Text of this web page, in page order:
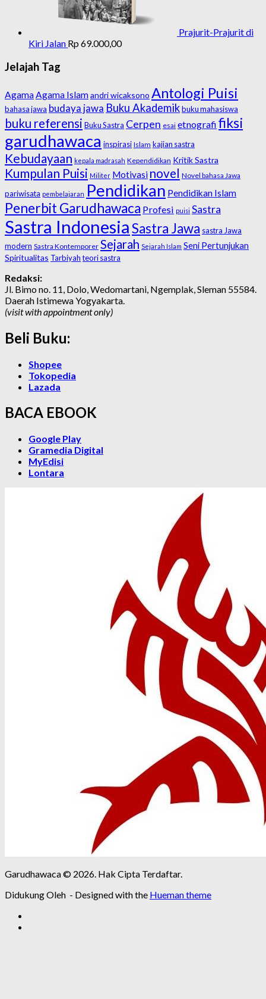
Prajurit-Prajurit di
Kiri Jalan Rp 69.000,00
Jelajah Tag
AgamaAgama Islamandri wicaksono Antologi Puisi
bahasa jawa budaya jawa Buku Akademikbuku mahasiswa
buku referensi Buku Sastra Cerpen esai etnografi fiksi
garudhawaca inspirasi Islam kajian sastra
Kebudayaan kepala madrasah Kependidikan Kritik Sastra
Kumpulan Puisi Militer Motivasi novel Novel bahasa Jawa
pariwisata pembelajaran Pendidikan Pendidikan Islam
Penerbit Garudhawaca Profesi puisi Sastra
Sastra IndonesiaSastra Jawa sastra Jawa
modern Sastra Kontemporer Sejarah Sejarah Islam Seni Pertunjukan
Spiritualitas Tarbiyah teori sastra
Redaksi:
Jl. Bimo no. 11, Dolo, Wedomartani, Ngemplak, Sleman 55584.
Daerah Istimewa Yogyakarta.
(visit with appointment only)
Beli Buku:
Shopee
Tokopedia
Lazada
BACA EBOOK
Google Play
Gramedia Digital
MyEdisi
Lontara
Garudhawaca © 2026. Hak Cipta Terdaftar.
Didukung Oleh - Designed with the Hueman theme